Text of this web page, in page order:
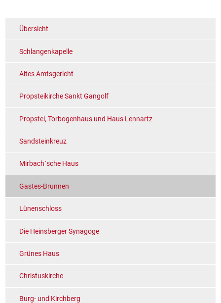
Übersicht
Schlangenkapelle
Altes Amtsgericht
Propsteikirche Sankt Gangolf
Propstei, Torbogenhaus und Haus Lennartz
Sandsteinkreuz
Mirbach`sche Haus
Gastes-Brunnen
Lünenschloss
Die Heinsberger Synagoge
Grünes Haus
Christuskirche
Burg- und Kirchberg